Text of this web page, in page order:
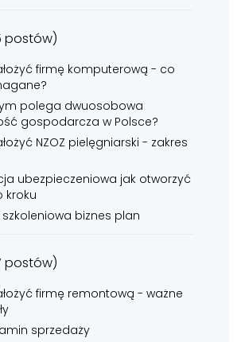
postów)
firmę komputerową - co
polega dwuosobowa
gospodarcza w Polsce?
NZOZ pielęgniarski - zakres
ubezpieczeniowa jak otworzyć
kroku
szkoleniowa biznes plan
postów)
firmę remontową - ważne
sprzedaży